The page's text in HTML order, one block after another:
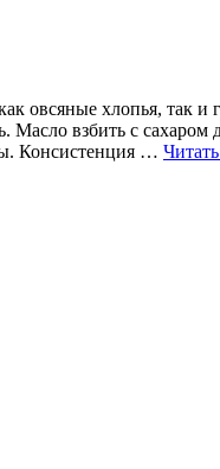
овсяные хлопья, так
взбить с
Консистенция …